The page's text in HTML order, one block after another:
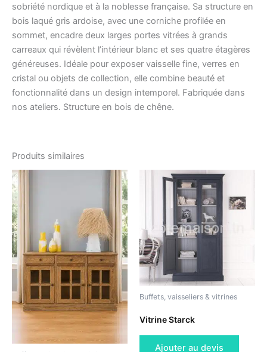
sobriété nordique et à la noblesse française. Sa structure en
bois laqué gris ardoise, avec une corniche profilée en
sommet, encadre deux larges portes vitrées à grands
carreaux qui révèlent l’intérieur blanc et ses quatre étagères
généreuses. Idéale pour exposer vaisselle fine, verres en
cristal ou objets de collection, elle combine beauté et
fonctionnalité dans un design intemporel. Fabriquée dans
nos ateliers. Structure en bois de chêne.
Produits similaires
Buffets, vaisseliers & vitrines
Vitrine Starck
Ajouter au devis